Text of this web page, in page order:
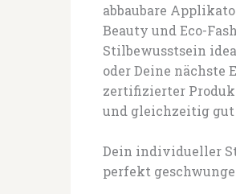
abbaubare
Beauty und Eco-
Stilbewusstsein
oder Deine nächste
zertifizierter
und gleichzeitig gut
Dein individueller
perfekt